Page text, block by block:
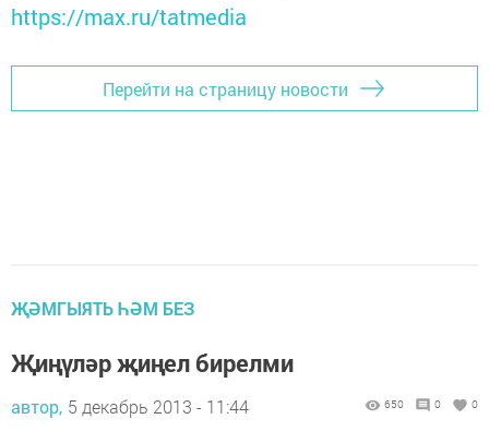
https://max.ru/tatmedia
Перейти на страницу новости
ҖӘМГЫЯТЬ ҺӘМ БЕЗ
Җиңүләр җиңел бирелми
автор, 5 декабрь 2013 - 11:44 650 0 0